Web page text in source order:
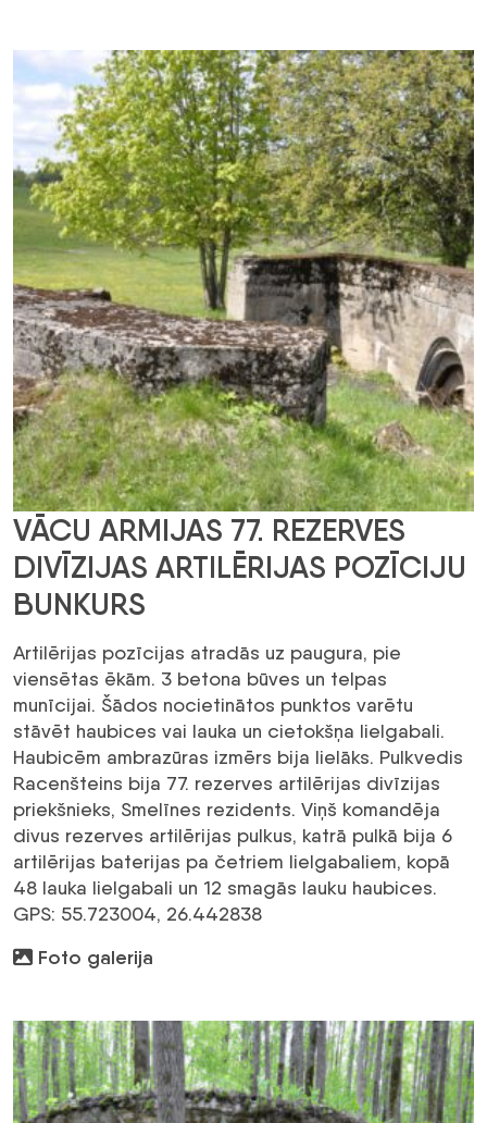
VĀCU ARMIJAS 77. REZERVES
DIVĪZIJAS ARTILĒRIJAS POZĪCIJU
BUNKURS
Artilērijas pozīcijas atradās uz paugura, pie
viensētas ēkām. 3 betona būves un telpas
munīcijai. Šādos nocietinātos punktos varētu
stāvēt haubices vai lauka un cietokšņa lielgabali.
Haubicēm ambrazūras izmērs bija lielāks. Pulkvedis
Racenšteins bija 77. rezerves artilērijas divīzijas
priekšnieks, Smelīnes rezidents. Viņš komandēja
divus rezerves artilērijas pulkus, katrā pulkā bija 6
artilērijas baterijas pa četriem lielgabaliem, kopā
48 lauka lielgabali un 12 smagās lauku haubices.
GPS: 55.723004, 26.442838
Foto galerija